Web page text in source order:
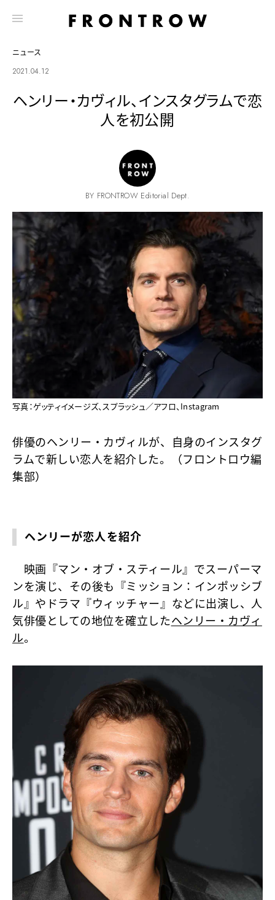
ニュース
2021.04.12
ヘンリー・カヴィル、インスタグラムで恋
人を初公開
BY FRONTROW Editorial Dept.
写真：ゲッティイメージズ、スプラッシュ／アフロ、Instagram
俳優のヘンリー・カヴィルが、自身のインスタグ
ラムで新しい恋人を紹介した。（フロントロウ編
集部）
ヘンリーが恋人を紹介
映画『マン・オブ・スティール』でスーパーマ
ンを演じ、その後も『ミッション：インポッシブ
ル』やドラマ『ウィッチャー』などに出演し、人
気俳優としての地位を確立したヘンリー・カヴィ
ル。